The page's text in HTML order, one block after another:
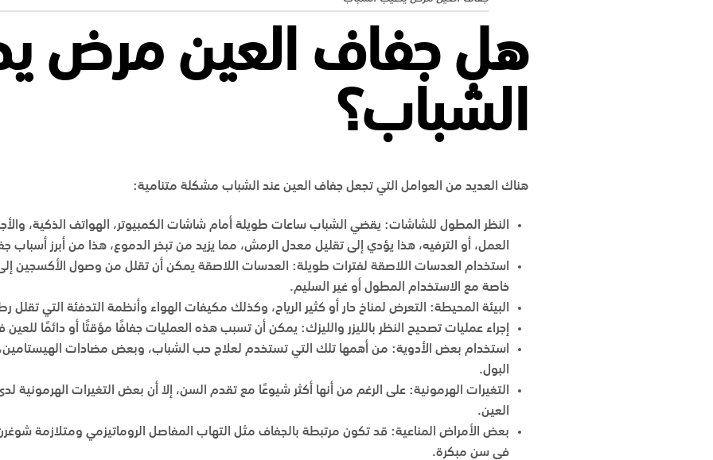
هل جفاف العين مرض
الشباب؟
هناك العديد من العوامل التي تجعل جفاف العين عند الشباب مشكلة متنامية:
النظر المطول للشاشات: يقضي الشباب ساعات طويلة أمام شاشات الكمبيوتر، الهواتف الذكية،
العمل، أو الترفيه، هذا يؤدي إلى تقليل معدل الرمش، مما يزيد من تبخر الدموع، هذا من أبرز أسباب
استخدام العدسات اللاصقة لفترات طويلة: العدسات اللاصقة يمكن أن تقلل من وصول الأكسجين إلى
خاصة مع الاستخدام المطول أو غير السليم.
البيئة المحيطة: التعرض لمناخ حار أو كثير الرياح، وكذلك مكيفات الهواء وأنظمة التدفئة التي تقلل
إجراء عمليات تصحيح النظر بالليزر والليزك: يمكن أن تسبب هذه العمليات جفافًا مؤقتًا أو دائمًا
استخدام بعض الأدوية: من أهمها تلك التي تستخدم لعلاج حب الشباب، وبعض مضادات
البول.
التغيرات الهرمونية: على الرغم من أنها أكثر شيوعًا مع تقدم السن، إلا أن بعض التغيرات
العين.
بعض الأمراض المناعية: قد تكون مرتبطة بالجفاف مثل التهاب المفاصل الروماتيزمي ومتلازمة
في سن مبكرة.